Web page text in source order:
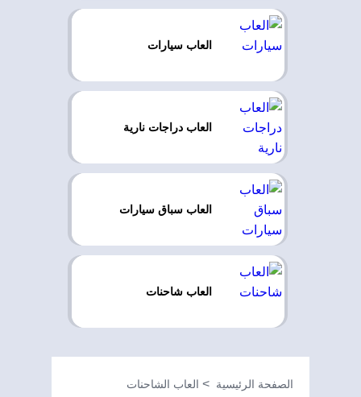
العاب سيارات
العاب دراجات نارية
العاب سباق سيارات
العاب شاحنات
الصفحة الرئيسية
العاب الشاحنات